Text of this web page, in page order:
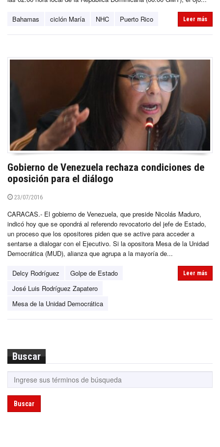
Bahamas ciclón María NHC Puerto Rico Leer más
Gobierno de Venezuela rechaza condiciones de
oposición para el diálogo
23/07/2016
CARACAS.- El gobierno de Venezuela, que preside Nicolás Maduro,
indicó hoy que se opondrá al referendo revocatorio del jefe de Estado,
un proceso que los opositores piden que se active para acceder a
sentarse a dialogar con el Ejecutivo. Si la opositora Mesa de la Unidad
Democrática (MUD), alianza que agrupa a la mayoría de...
Delcy Rodríguez
Golpe de Estado
José Luis Rodríguez Zapatero
Mesa de la Unidad Democrática
Leer más
Buscar
Buscar